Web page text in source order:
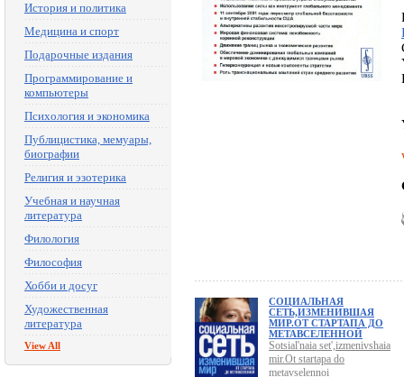
История и политика
Медицина и спорт
Подарочные издания
Программирование и
компьютеры
Психология и экономика
Публицистика, мемуары,
биографии
Религия и эзотерика
Учебная и научная
литература
Филология
Философия
Хобби и досуг
Художественная
литература
View All
СОЦИАЛЬНАЯ
СЕТЬ,ИЗМЕНИВШАЯ
МИР.ОТ СТАРТАПА ДО
МЕТАВСЕЛЕННОЙ
Sotsial'naia set',izmenivshaia
mir.Ot startapa do
metavselennoi